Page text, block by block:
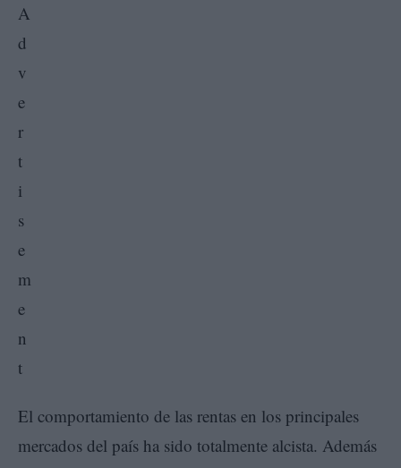
El comportamiento de las rentas en los principales
mercados del país ha sido totalmente alcista. Además